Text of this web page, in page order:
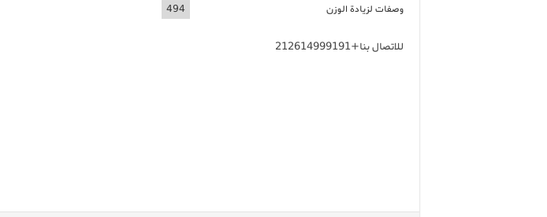
وصفات لزيادة الوزن 494
للاتصال بنا+212614999191